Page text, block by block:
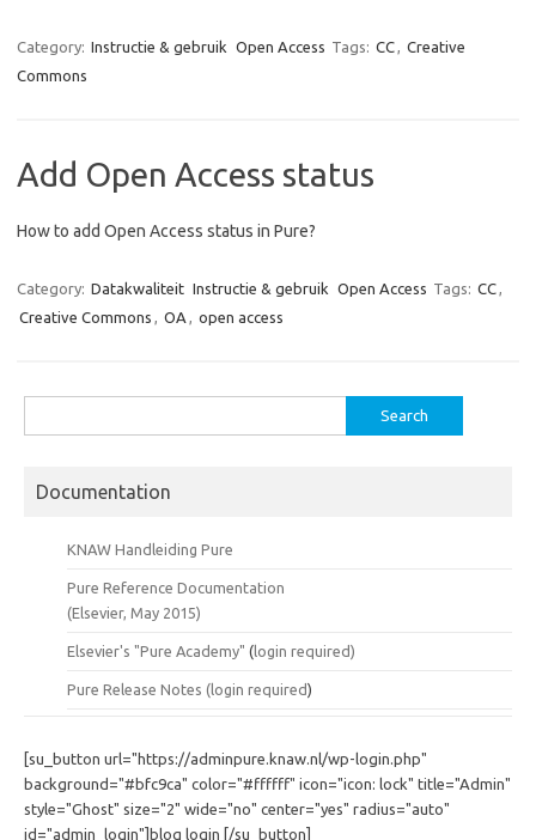
Category: Instructie & gebruik Open Access Tags: CC, Creative
Commons
Add Open Access status
How to add Open Access status in Pure?
Category: Datakwaliteit Instructie & gebruik Open Access Tags: CC,
Creative Commons , OA , open access
for:
Documentation
KNAW Handleiding Pure
Pure Reference Documentation
(Elsevier, May 2015)
Elsevier's "Pure Academy" (login required)
Pure Release Notes (login required)
[su_button url="https://adminpure.knaw.nl/wp-login.php"
background="#bfc9ca" color="#ffffff" icon="icon: lock" title="Admin"
style="Ghost" size="2" wide="no" center="yes" radius="auto"
id="admin_login"]blog login [/su_button]